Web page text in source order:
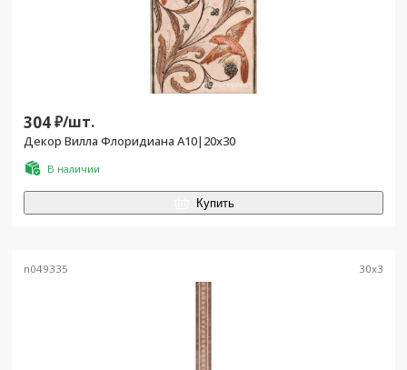
304₽/шт.
Декор Вилла Флоридиана A10|20х30
В наличии
Купить
n049335 30x3